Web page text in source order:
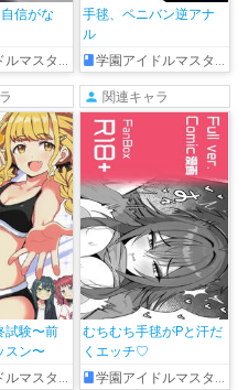
信がな
マスター
手毬、ペニバン逆アナ
ル
学園アイドルマスター
試験〜前
スン〜
マスター
関連キャラ
むちむち手毬がPと汗だ
くエッチ♡
学園アイドルマスター